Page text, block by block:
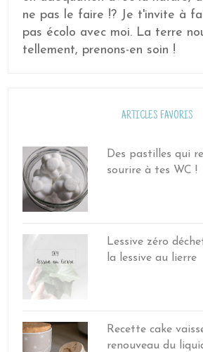
ne pas le faire !? Je t'invite à
pas écolo avec moi. La terre
tellement, prenons-en soin !
ARTICLES FAVORIS
Des pastilles qui
sourire à tes WC !
Lessive zéro
la lessive au lierre
Recette cake
renouveau du